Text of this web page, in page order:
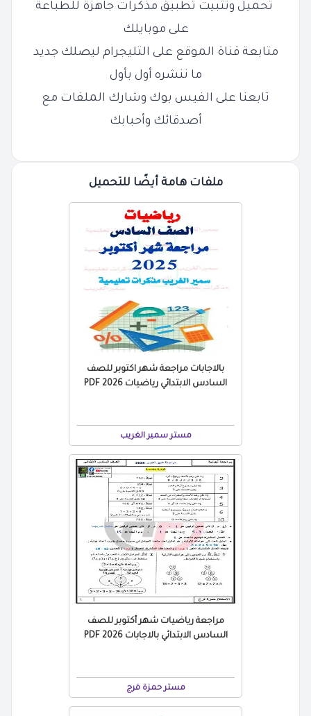
تحميل وتثبيت تطبيق مذكرات جاهزة للطباعة
على موبايلك
متابعة قناة الموقع على التليجرام ليصلك جديد
ما ننشره أول بأول
تابعنا على الفيس بوك وشارك الملفات مع
أصدقائك وأحبابك
ملفات هامة أيضًا للتحميل
بالاجابات مراجعة شهر اكتوبر للصف
السادس الابتدائي رياضيات 2026 PDF
مستر سمير الغريب
مراجعة رياضيات شهر أكتوبر للصف
السادس الابتدائي بالاجابات 2026 PDF
مستر حمزة فرج